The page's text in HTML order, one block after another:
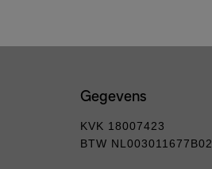
Gegevens
KVK 18007423
BTW NL003011677B02